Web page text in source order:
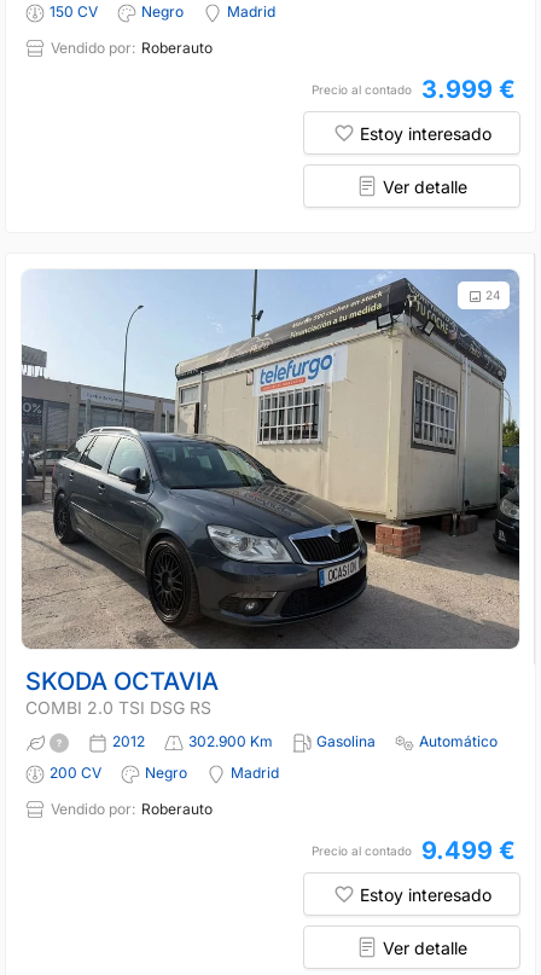
150 CV
Negro
Madrid
Vendido por: Roberauto
Precio al contado 3.999 €
Estoy interesado
Ver detalle
24
SKODA OCTAVIA
COMBI 2.0 TSI DSG RS
2012 302.900 Km Gasolina
Automático
200 CV
Negro
Madrid
Vendido por: Roberauto
Precio al contado 9.499 €
Estoy interesado
Ver detalle